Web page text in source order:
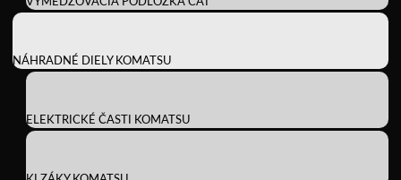
NÁHRADNÉ DIELY KOMATSU
ELEKTRICKÉ ČASTI KOMATSU